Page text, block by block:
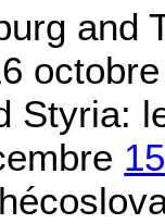
and
Styria: